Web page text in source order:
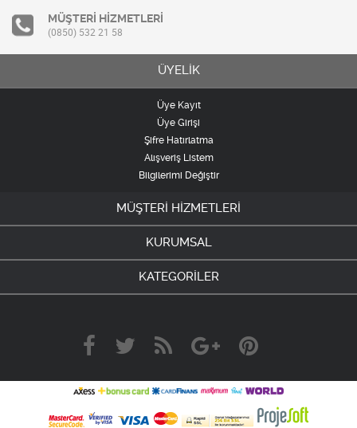
MÜŞTERİ HİZMETLERİ
(0850) 532 21 58
ÜYELİK
Üye Kayıt
Üye Girişi
Şifre Hatırlatma
Alışveriş Listem
Bilgilerimi Değiştir
MÜŞTERİ HİZMETLERİ
KURUMSAL
KATEGORİLER